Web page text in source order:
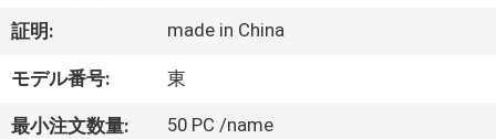
ト
私
証明: made in China
モデル番号: 東
最小注文数量: 50 PC /name